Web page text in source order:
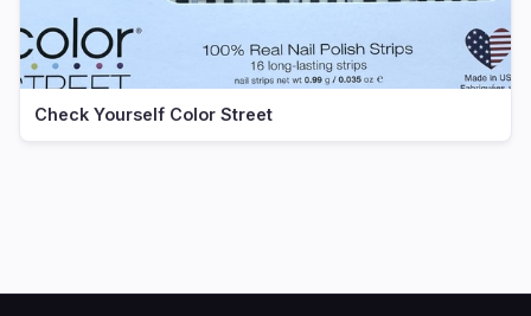
Check Yourself Color Street